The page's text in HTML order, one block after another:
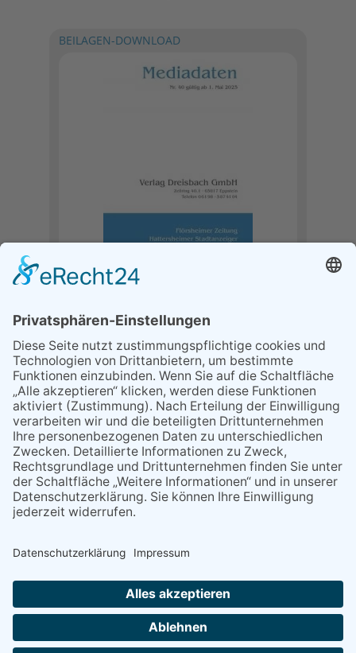
BEILAGEN-DOWNLOAD
HERUNTERLADEN
MEIST GELESEN
07.08.2026
„Männerschuppen“ stellt sich
vor
07.08.2026
Packende Mixed Duelle beim
KTC
07.08.2026
Polizeibericht
09.07.2026
Ein Schakal auf Pokaljagd
24.04.2026
Regelmäßige
Veranstaltungen
NACH OBEN
Alle Rechte vorbehalten - Verlag Dreisbach Online ist ein Produkt des Verlagshauses Dreisbach